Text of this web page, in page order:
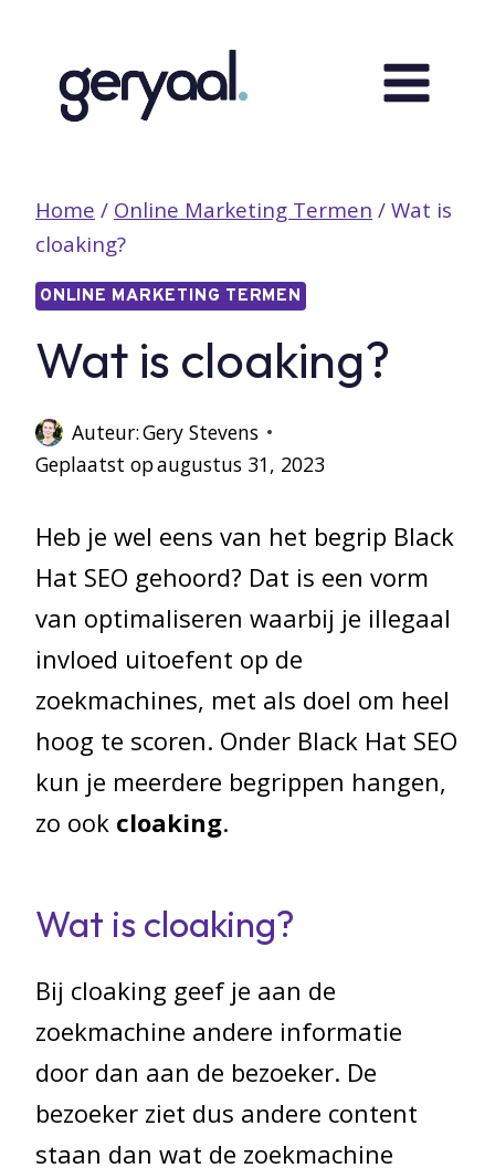
inhoud
Home / Online Marketing Termen / Wat is
cloaking?
ONLINE MARKETING TERMEN
Wat is cloaking?
Auteur:Gery Stevens
Geplaatst opaugustus 31, 2023
Heb je wel eens van het begrip Black
Hat SEO gehoord? Dat is een vorm
van optimaliseren waarbij je illegaal
invloed uitoefent op de
zoekmachines, met als doel om heel
hoog te scoren. Onder Black Hat SEO
kun je meerdere begrippen hangen,
zo ook cloaking.
Wat is cloaking?
Bij cloaking geef je aan de
zoekmachine andere informatie
door dan aan de bezoeker. De
bezoeker ziet dus andere content
staan dan wat de zoekmachine